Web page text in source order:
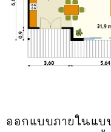
ออกแบบภายในแบ